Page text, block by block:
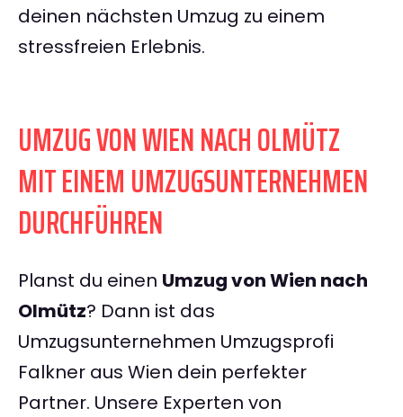
deinen nächsten Umzug zu einem
stressfreien Erlebnis.
UMZUG VON WIEN NACH OLMÜTZ
MIT EINEM UMZUGSUNTERNEHMEN
DURCHFÜHREN
Planst du einen Umzug von Wien nach
Olmütz? Dann ist das
Umzugsunternehmen Umzugsprofi
Falkner aus Wien dein perfekter
Partner. Unsere Experten von